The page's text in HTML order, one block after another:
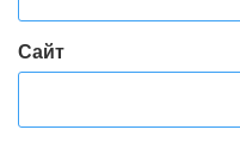
Сайт